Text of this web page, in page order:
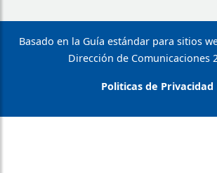
Basado en la Guía estándar para sitios
Dirección de Comunicaciones
Politicas de Privacidad